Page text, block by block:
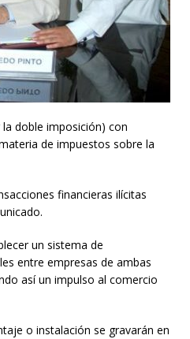
doble imposición) con
de impuestos sobre la
financieras ilícitas
un sistema de
entre empresas de ambas
así un impulso al comercio
o instalación se gravarán en